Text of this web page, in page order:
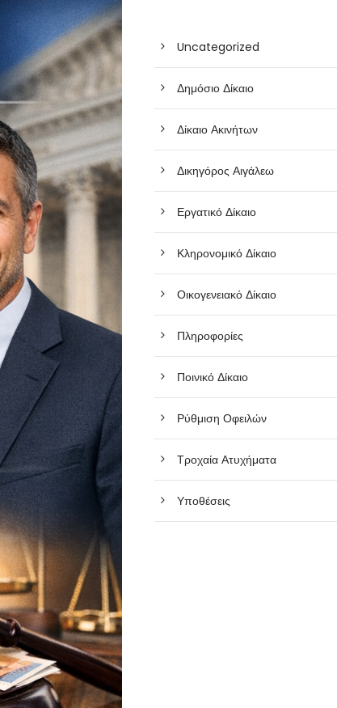
Uncategorized
Δημόσιο Δίκαιο
Δίκαιο Ακινήτων
Δικηγόρος Αιγάλεω
Εργατικό Δίκαιο
Κληρονομικό Δίκαιο
Οικογενειακό Δίκαιο
Πληροφορίες
Ποινικό Δίκαιο
Ρύθμιση Οφειλών
Τροχαία Ατυχήματα
Υποθέσεις